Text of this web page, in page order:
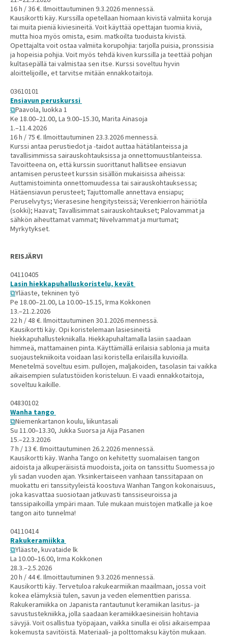
16 h / 36 €. Ilmoittautuminen 9.3.2026 mennessä.
Kausikortti käy. Kurssilla opetellaan hiomaan kivistä valmiita koruja
tai muita pieniä kiviesineitä. Voit käyttää opettajan tuomia kiviä,
mutta hioa myös omista, esim. matkoilta tuoduista kivistä.
Opettajalta voit ostaa valmiita korupohjia: tarjolla puisia, pronssisia
ja hopeisia pohjia. Voit myös tehdä kiven kurssilla ja teettää pohjan
kultasepällä tai valmistaa sen itse. Kurssi soveltuu hyvin
aloittelijoille, et tarvitse mitään ennakkotaitoja.
03610101
Ensiavun peruskurssi
Paavola, luokka 1
Ke 18.00–21.00, La 9.00–15.30, Marita Ainasoja
1.–11.4.2026
16 h / 75 €. Ilmoittautuminen 23.3.2026 mennessä.
Kurssi antaa perustiedot ja -taidot auttaa hätätilanteissa ja
tavallisimmissa sairauskohtauksissa ja onnettomuustilanteissa.
Tavoitteena on, että kurssin suorittanut hallitsee ensiavun
antamisen perusteet kurssin sisällön mukaisissa aiheissa:
Auttamistoiminta onnettomuudessa tai sairauskohtauksessa;
Hätäensiavun perusteet; Tajuttomalle annettava ensiapu;
Peruselvytys; Vierasesine hengitysteissä; Verenkierron häiriötila
(sokki); Haavat; Tavallisimmat sairauskohtaukset; Palovammat ja
sähkön aiheuttamat vammat; Nivelvammat ja murtumat;
Myrkytykset.
REISJÄRVI
04110405
Lasin hiekkapuhalluskoristelu, kevät
Yläaste, tekninen työ
Pe 18.00–21.00, La 10.00–15.15, Irma Kokkonen
13.–21.2.2026
22 h / 48 €. Ilmoittautuminen 30.1.2026 mennessä.
Kausikortti käy. Opi koristelemaan lasiesineitä
hiekkapuhallustekniikalla. Hiekkapuhaltamalla lasiin saadaan
himmeä, mattamainen pinta. Käyttämällä erilaisia sablonia ja muita
suojaustekniikoita voidaan lasi koristella erilaisilla kuvioilla.
Menetelmä soveltuu esim. pullojen, maljakoiden, tasolasin tai vaikka
aikaisempien sulatustöiden koristeluun. Ei vaadi ennakkotaitoja,
soveltuu kaikille.
04830102
Wanha tango
Niemenkartanon koulu, liikuntasali
Su 11.00–13.30, Jukka Suorsa ja Aija Pasanen
15.–22.3.2026
7 h / 13 €. Ilmoittautuminen 26.2.2026 mennessä.
Kausikortti käy. Wanha Tango on kehitetty suomalaisen tangon
aidoista ja alkuperäisistä muodoista, joita on tanssittu Suomessa jo
yli sadan vuoden ajan. Yksinkertaiseen vanhaan tanssitapaan on
muokattu eri tanssityyleistä koostuva Wanhan Tangon kokonaisuus,
joka kasvattaa suosiotaan jatkuvasti tanssiseuroissa ja
tanssipaikoilla ympäri maan. Tule mukaan muistojen matkalle ja koe
tangon aito tunnelma!
04110414
Rakukeramiikka
Yläaste, kuvataide lk
La 10.00–16.00, Irma Kokkonen
28.3.–2.5.2026
20 h / 44 €. Ilmoittautuminen 9.3.2026 mennessä.
Kausikortti käy. Tervetuloa rakukearmiikan maailmaan, jossa voit
kokea elämyksiä tulen, savun ja veden elementtien parissa.
Rakukeramiikka on Japanista rantautunut keramiikan lasitus- ja
savustustekniikka, jolla saadaan keramiikkaesineisiin hohtavia
sävyjä. Voit osallistua työpajaan, vaikka sinulla ei olisi aikaisempaa
kokemusta savitöistä. Materiaali- ja polttomaksu käytön mukaan.